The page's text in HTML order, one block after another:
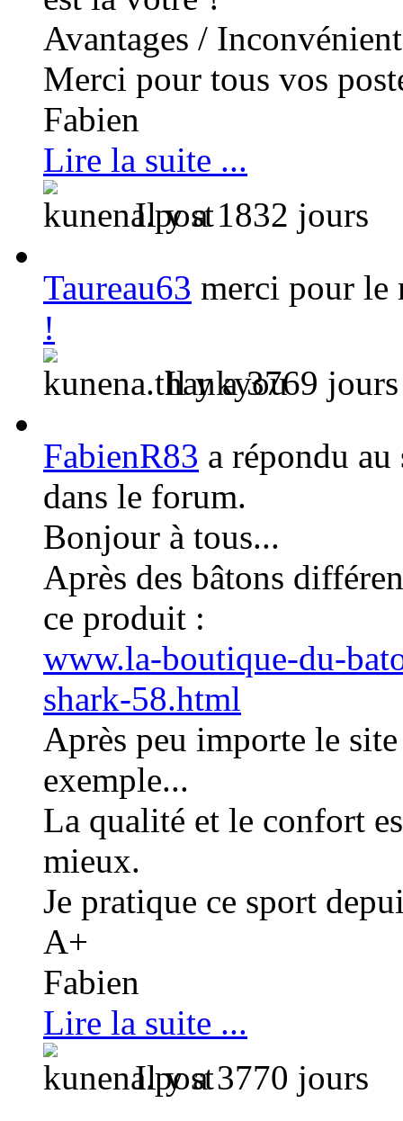
Avantages /
Merci pour tous vos
Fabien
Lire la suite ...
Il y a 1832 jours
Taureau63 merci pour le
!
Il y a 3769 jours
FabienR83 a répondu
dans le forum.
Bonjour à tous...
Après des bâtons
ce produit :
www.la-boutique-du-
shark-58.html
Après peu importe le
exemple...
La qualité et le confort
mieux.
Je pratique ce sport
A+
Fabien
Lire la suite ...
Il y a 3770 jours